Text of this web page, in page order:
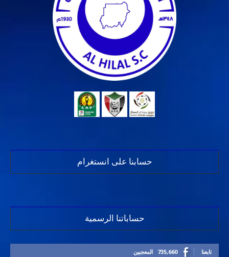
حسابنا على انستغرام
حساباتنا الرسمية
735,660 المعجبين تابعنا